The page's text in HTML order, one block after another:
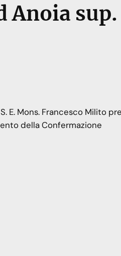
Anoia sup.
Mons. Francesco Milito
della Confermazione